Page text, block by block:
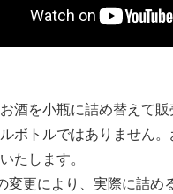
酒を小瓶に詰め替えて
ボトルではありません
たします。
変更により、実際に詰め